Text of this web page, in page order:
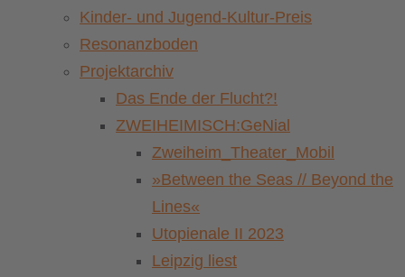
Kinder- und Jugend-Kultur-Preis
Resonanzboden
Projektarchiv
Das Ende der Flucht?!
ZWEIHEIMISCH:GeNial
Zweiheim_Theater_Mobil
»Between the Seas // Beyond the
Lines«
Utopienale II 2023
Leipzig liest